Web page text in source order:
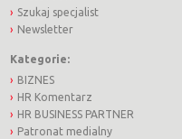
Szukaj specjalist
Newsletter
Kategorie:
BIZNES
HR Komentarz
HR BUSINESS PARTNER
Patronat medialny